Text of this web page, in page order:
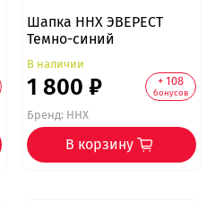
Шапка ННХ ЭВЕРЕСТ
Темно-синий
В наличии
1 800 ₽ + 108
бонусов
Бренд:ННХ
В корзину